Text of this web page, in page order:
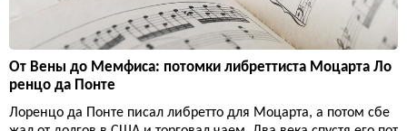
От Вены до Мемфиса: потомки либреттиста Моцарта Ло
ренцо да Понте
Лоренцо да Понте писал либретто для Моцарта, а потом сбе